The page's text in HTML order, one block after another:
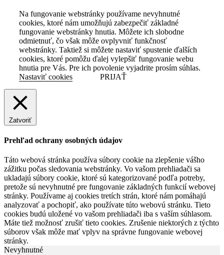
Na fungovanie webstránky používame nevyhnutné
cookies, ktoré nám umožňujú zabezpečiť základné
fungovanie webstránky hnutia. Môžete ich slobodne
odmietnuť, čo však môže ovplyvniť funkčnosť
webstránky. Taktiež si môžete nastaviť spustenie ďalších
cookies, ktoré pomôžu ďalej vylepšiť fungovanie webu
hnutia pre Vás. Pre ich povolenie vyjadrite prosím súhlas.
Nastaviť cookies
PRIJAŤ
Zatvoriť
Prehľad ochrany osobných údajov
Táto webová stránka používa súbory cookie na zlepšenie vášho
zážitku počas sledovania webstránky. Vo vašom prehliadači sa
ukladajú súbory cookie, ktoré sú kategorizované podľa potreby,
pretože sú nevyhnutné pre fungovanie základných funkcií webovej
stránky. Používame aj cookies tretích strán, ktoré nám pomáhajú
analyzovať a pochopiť, ako používate túto webovú stránku. Tieto
cookies budú uložené vo vašom prehliadači iba s vaším súhlasom.
Máte tiež možnosť zrušiť tieto cookies. Zrušenie niektorých z týchto
súborov však môže mať vplyv na správne fungovanie webovej
stránky.
Nevyhnutné